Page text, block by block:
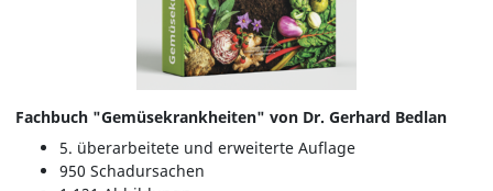
Fachbuch "Gemüsekrankheiten" von Dr. Gerhard Bedlan
5. überarbeitete und erweiterte Auflage
950 Schadursachen